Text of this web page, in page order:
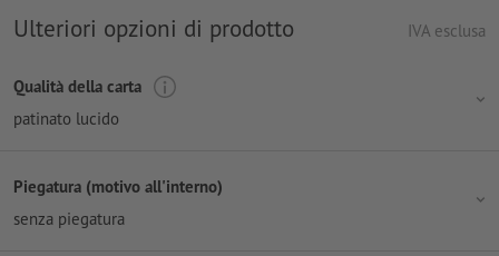
Ulteriori opzioni di prodotto IVA esclusa
Qualità della carta
patinato lucido
Piegatura (motivo all'interno)
senza piegatura